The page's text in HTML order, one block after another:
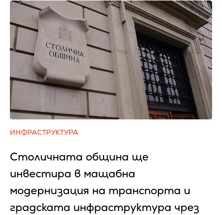
ИНФРАСТРУКТУРА
Столичната община ще
инвестира в мащабна
модернизация на транспорта и
градската инфраструктура чрез